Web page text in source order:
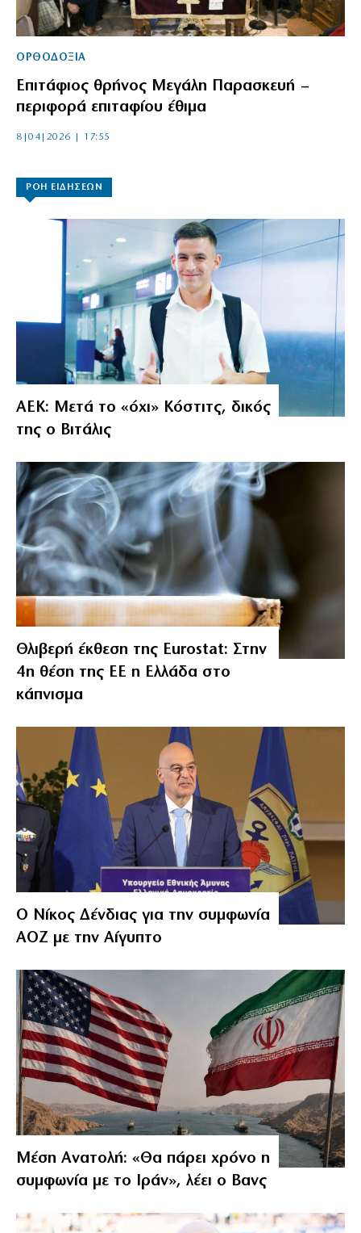
ΟΡΘΟΔΟΞΙΑ
Επιτάφιος θρήνος Μεγάλη Παρασκευή –
περιφορά επιταφίου έθιμα
8|04|2026 | 17:55
ΡΟΗ ΕΙΔΗΣΕΩΝ
ΑΕΚ: Μετά το «όχι» Κόστιτς, δικός
της ο Βιτάλις
Θλιβερή έκθεση της Eurostat: Στην
4η θέση της ΕΕ η Ελλάδα στο
κάπνισμα
Ο Νίκος Δένδιας για την συμφωνία
ΑΟΖ με την Αίγυπτο
Μέση Ανατολή: «Θα πάρει χρόνο η
συμφωνία με το Ιράν», λέει ο Βανς